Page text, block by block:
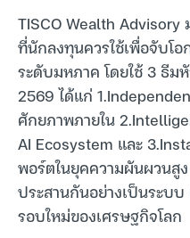
TISCO Wealth
ที่นักลงทุนควรใช้เพื่อจับโ
ระดับมหภาค โดยใช้ 3 ธีม
2569 ได้แก่
ศักยภาพภายใน
AI Ecosystem และ
พอร์ตในยุคความผันผวนสู
ประสานกันอย่างเป็นระบ
รอบใหม่ของเศรษฐกิจโลก